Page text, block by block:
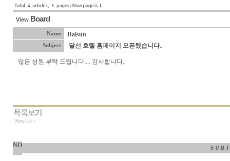
4 1 1
View Board
Name Dalsun
Subject 달선 호텔 홈페이지 오픈했습니다..
많은 성원 부탁 드립니다.... 감사합니다..
NO S U B